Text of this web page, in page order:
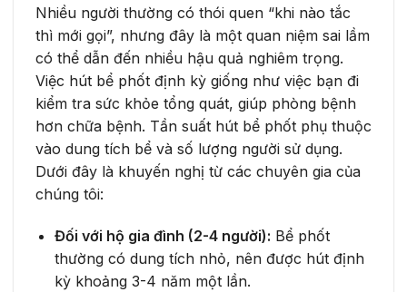
Nhiều người thường có thói quen “khi nào tắc
thì mới gọi”, nhưng đây là một quan niệm sai lầm
có thể dẫn đến nhiều hậu quả nghiêm trọng.
Việc hút bể phốt định kỳ giống như việc bạn đi
kiểm tra sức khỏe tổng quát, giúp phòng bệnh
hơn chữa bệnh. Tần suất hút bể phốt phụ thuộc
vào dung tích bể và số lượng người sử dụng.
Dưới đây là khuyến nghị từ các chuyên gia của
chúng tôi:
Đối với hộ gia đình (2-4 người): Bể phốt
thường có dung tích nhỏ, nên được hút định
kỳ khoảng 3-4 năm một lần.